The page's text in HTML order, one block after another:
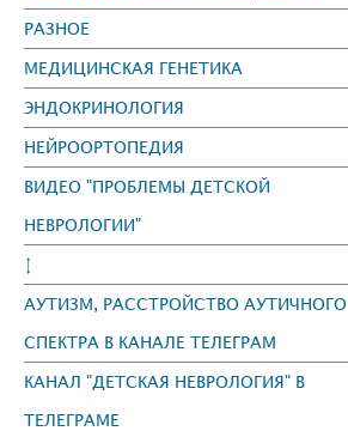
РАЗНОЕ
МЕДИЦИНСКАЯ ГЕНЕТИКА
ЭНДОКРИНОЛОГИЯ
НЕЙРООРТОПЕДИЯ
ВИДЕО "ПРОБЛЕМЫ ДЕТСКОЙ
НЕВРОЛОГИИ"
↕
АУТИЗМ, РАССТРОЙСТВО АУТИЧНОГО
СПЕКТРА В КАНАЛЕ ТЕЛЕГРАМ
КАНАЛ "ДЕТСКАЯ НЕВРОЛОГИЯ" В
ТЕЛЕГРАМЕ